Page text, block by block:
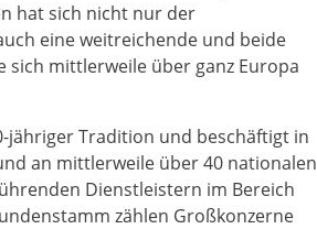
hat sich nicht nur der
eine weitreichende und beide
mittlerweile über ganz Europa
jähriger Tradition und beschäftigt in
an mittlerweile über 40 nationalen
Dienstleistern im Bereich
zählen Großkonzerne